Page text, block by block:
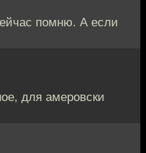
помню. А если
для амеровски